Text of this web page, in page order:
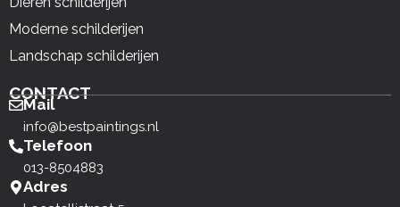
Moderne schilderijen
Landschap schilderijen
CONTACT
Mail
info@bestpaintings.nl
Telefoon
013-8504883
Adres